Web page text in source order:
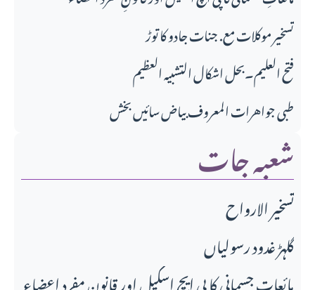
تسخیر موکلات مع. جنات جادو کا توڑ
فتح العلیم۔بحل اشکال التشبیہ العظیم
طبی جواهرات المعروف بیاض سائیں بخش
شعبہ جات
تسخير الارواح
گلہڑ غدود رسولیاں
مائعاتِ جسمانی کا پی ایچ اسکیل اور قانونِ مفرد اعضاء